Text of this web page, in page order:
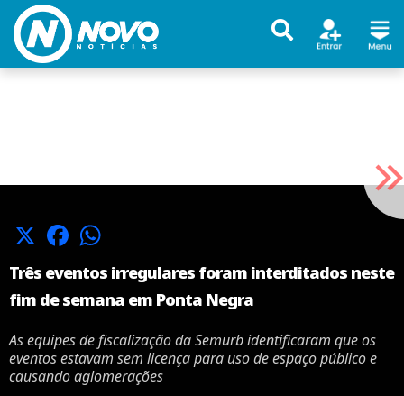
X Facebook
Três eventos irregulares foram interditados neste
fim de semana em Ponta Negra
As equipes de fiscalização da Semurb identificaram que os
eventos estavam sem licença para uso de espaço público e
causando aglomerações